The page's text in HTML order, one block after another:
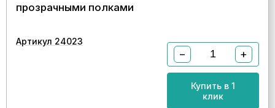
прозрачными полками
Артикул 24023
− +
Купить в 1
клик